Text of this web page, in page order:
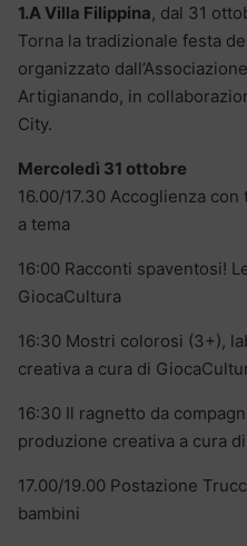
1.A Villa Filippina, dal 31
Torna la tradizionale festa
organizzato
Artigianando, in
City.
Mercoledì 31 ottobre
16.00/17.30 Accoglienza
a tema
16:00 Racconti spaventosi!
GiocaCultura
16:30 Mostri colorosi (3+),
creativa a cura di
16:30 Il ragnetto da
produzione creativa a cura
17.00/19.00 Postazione
bambini